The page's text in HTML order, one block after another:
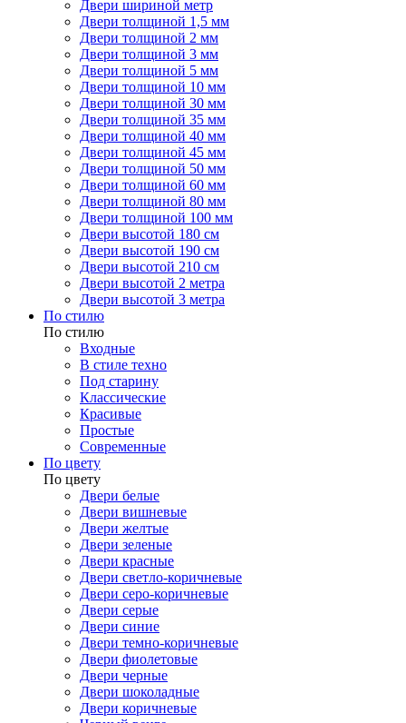
Двери шириной метр
Двери толщиной 1,5 мм
Двери толщиной 2 мм
Двери толщиной 3 мм
Двери толщиной 5 мм
Двери толщиной 10 мм
Двери толщиной 30 мм
Двери толщиной 35 мм
Двери толщиной 40 мм
Двери толщиной 45 мм
Двери толщиной 50 мм
Двери толщиной 60 мм
Двери толщиной 80 мм
Двери толщиной 100 мм
Двери высотой 180 см
Двери высотой 190 см
Двери высотой 210 см
Двери высотой 2 метра
Двери высотой 3 метра
По стилю
По стилю
Входные
В стиле техно
Под старину
Классические
Красивые
Простые
Современные
По цвету
По цвету
Двери белые
Двери вишневые
Двери желтые
Двери зеленые
Двери красные
Двери светло-коричневые
Двери серо-коричневые
Двери серые
Двери синие
Двери темно-коричневые
Двери фиолетовые
Двери черные
Двери шоколадные
Двери коричневые